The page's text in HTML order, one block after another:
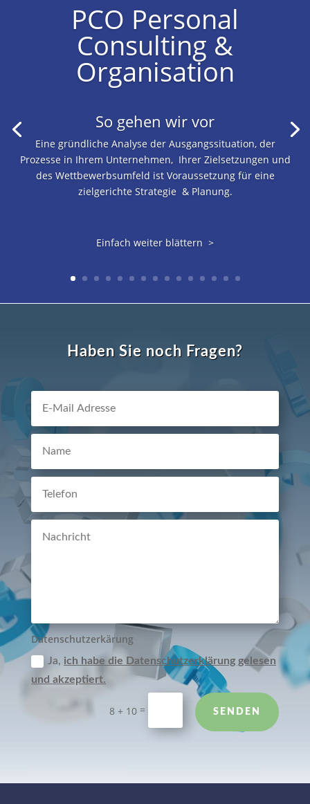
PCO Personal
Consulting &
Organisation
So gehen wir vor
Eine gründliche Analyse der Ausgangssituation, der
Prozesse in Ihrem Unternehmen, Ihrer Zielsetzungen und
des Wettbewerbsumfeld ist Voraussetzung für eine
zielgerichte Strategie & Planung.
Einfach weiter blättern >
Haben Sie noch Fragen?
Datenschutzerkärung
Ja, ich habe die Datenschutzerklärung gelesen
und akzeptiert.
8 + 10 = SENDEN